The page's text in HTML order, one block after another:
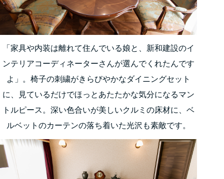
「家具や内装は離れて住んでいる娘と、新和建設のイ
ンテリアコーディネーターさんが選んでくれたんです
よ」。椅子の刺繍がきらびやかなダイニングセット
に、見ているだけでほっとあたたかな気分になるマン
トルピース。深い色合いが美しいクルミの床材に、ベ
ルベットのカーテンの落ち着いた光沢も素敵です。